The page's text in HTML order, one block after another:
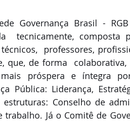
tecnicamente, composta
professores,
que, de forma
próspera e íntegra
Pública: Liderança,
estruturas: Conselho de
trabalho. Já o Comitê de